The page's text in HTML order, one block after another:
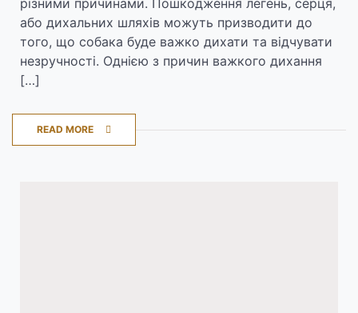
або дихальних шляхів можуть призводити до
того, що собака буде важко дихати та відчувати
незручності. Однією з причин важкого дихання
[…]
READ MORE